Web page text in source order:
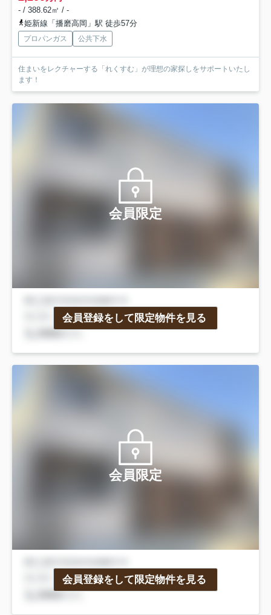
- / 388.62㎡ / -
姫新線「播磨高岡」駅 徒歩57分
プロパンガス 公共下水
住まいをレクチャーする「れくすむ」が理想の家探しをサポートいたし
ます！
会員限定
会員登録をして限定物件を見る
会員限定
会員登録をして限定物件を見る